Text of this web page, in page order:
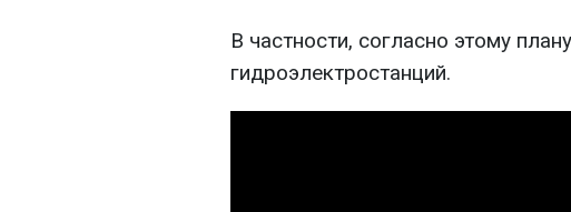
В частности, согласно этому
гидроэлектростанций.